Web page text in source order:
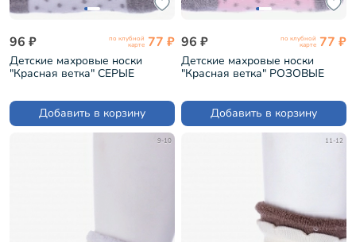
96 ₽ по клубной
карте 77 ₽
Детские махровые носки
"Красная ветка" СЕРЫЕ
Добавить в корзину
96 ₽ по клубной
карте 77 ₽
Детские махровые носки
"Красная ветка" РОЗОВЫЕ
Добавить в корзину
9-10 11-12